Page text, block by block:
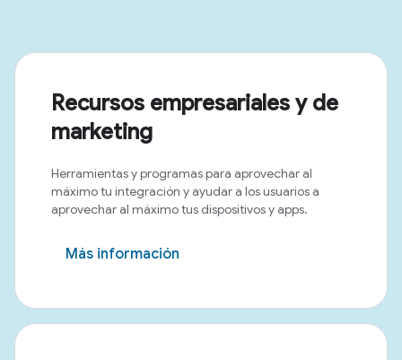
Recursos empresariales y de
marketing
Herramientas y programas para aprovechar al
máximo tu integración y ayudar a los usuarios a
aprovechar al máximo tus dispositivos y apps.
Más información